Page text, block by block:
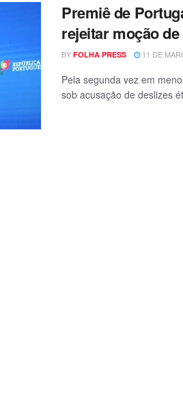
Premiê de
rejeitar moção
BY FOLHA PRESS 11 DE
Pela segunda vez em
sob acusação de deslizes